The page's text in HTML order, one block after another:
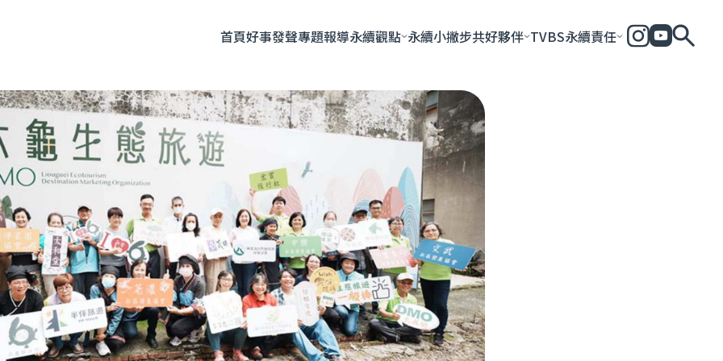
首頁好事發聲專題報導永續觀點 永續小撇步共好夥伴 TVBS永續責任
企劃 人物專訪 友善飲食 時尚美妝 永續生活 共好社會 永續加
全部 永續企業 永續城市
全部 永續影響力報告